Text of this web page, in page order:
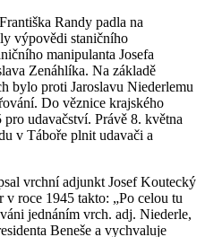
Randy padla na
výpovědi staničního
manipulanta Josefa
Zenáhlíka. Na základě
bylo proti Jaroslavu Niederlemu
Do věznice krajského
udavačství. Právě 8. května
v Táboře plnit udavači a
vrchní adjunkt Josef Koutecký
roce 1945 takto: „Po celou tu
jednáním vrch. adj. Niederle,
Beneše a vychvaluje